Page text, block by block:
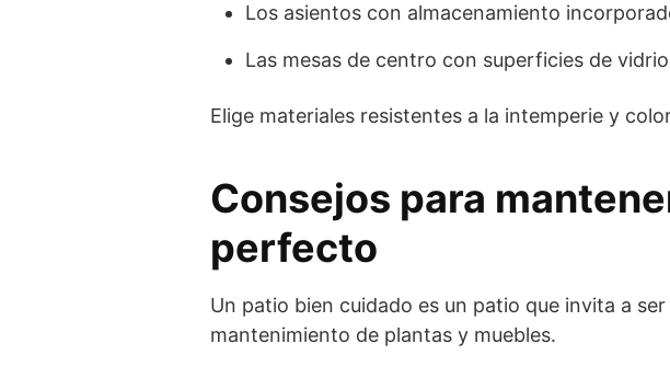
Los asientos con almacenamiento
Las mesas de centro con superficies de
Elige materiales resistentes a la intemperie y
Consejos para
perfecto
Un patio bien cuidado es un patio que invita a
mantenimiento de plantas y muebles.